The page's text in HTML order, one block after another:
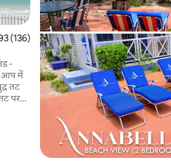
5 में से 4.93, 136 समीक्षाएँ
(136)
-
आप में
तट
पर